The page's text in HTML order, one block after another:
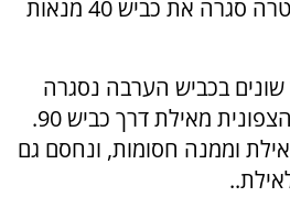
בעקבות ההצפות, המשטרה סגרה את כביש 40 מנאות
בכביש הערבה נסגרה
לתנועת רכבים היציאה הצפונית מאילת דרך כביש 90.
וממנה חסומות, ונחסם גם